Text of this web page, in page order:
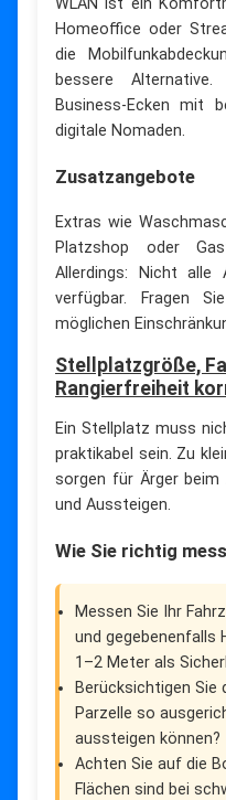
WLAN ist ein
Homeoffice oder
die
bessere
Business-Ecken mit
digitale Nomaden.
Zusatzangebote
Extras wie
Platzshop oder
Allerdings: Nicht alle
verfügbar. Fragen
möglichen
Stellplatzgröße,
Rangierfreiheit
Ein Stellplatz muss
praktikabel sein. Zu
sorgen für Ärger beim
und Aussteigen.
Wie Sie richtig
Messen Sie Ihr
und gegebenenfalls
1–2 Meter als
Berücksichtigen
Parzelle so
aussteigen können?
Achten Sie auf die
Flächen sind bei